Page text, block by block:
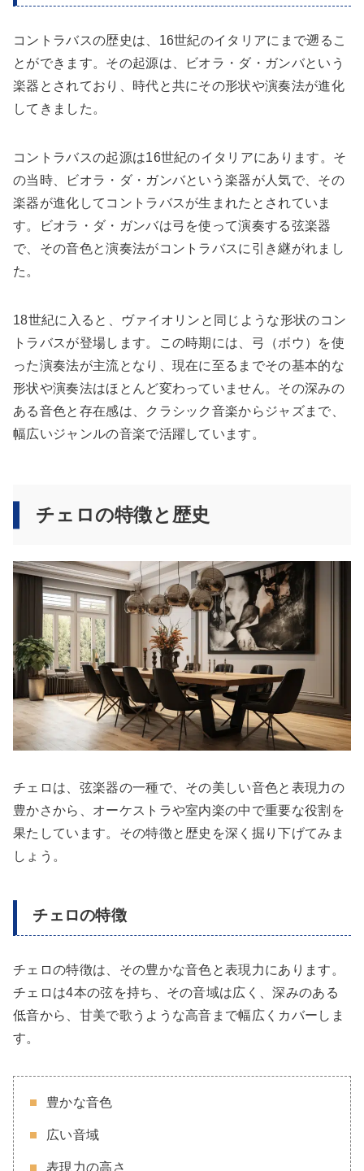
コントラバスの歴史は、16世紀のイタリアにまで遡るこ
とができます。その起源は、ビオラ・ダ・ガンバという
楽器とされており、時代と共にその形状や演奏法が進化
してきました。
コントラバスの起源は16世紀のイタリアにあります。そ
の当時、ビオラ・ダ・ガンバという楽器が人気で、その
楽器が進化してコントラバスが生まれたとされていま
す。ビオラ・ダ・ガンバは弓を使って演奏する弦楽器
で、その音色と演奏法がコントラバスに引き継がれまし
た。
18世紀に入ると、ヴァイオリンと同じような形状のコン
トラバスが登場します。この時期には、弓（ボウ）を使
った演奏法が主流となり、現在に至るまでその基本的な
形状や演奏法はほとんど変わっていません。その深みの
ある音色と存在感は、クラシック音楽からジャズまで、
幅広いジャンルの音楽で活躍しています。
チェロの特徴と歴史
チェロは、弦楽器の一種で、その美しい音色と表現力の
豊かさから、オーケストラや室内楽の中で重要な役割を
果たしています。その特徴と歴史を深く掘り下げてみま
しょう。
チェロの特徴
チェロの特徴は、その豊かな音色と表現力にあります。
チェロは4本の弦を持ち、その音域は広く、深みのある
低音から、甘美で歌うような高音まで幅広くカバーしま
す。
豊かな音色
広い音域
表現力の高さ